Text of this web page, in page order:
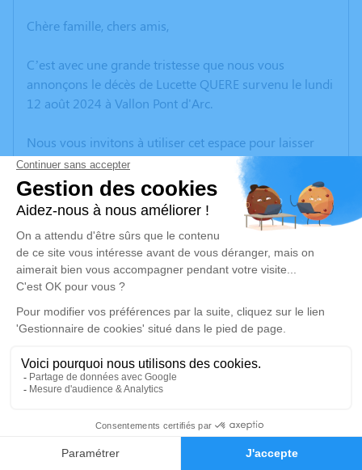
Faire-part Hommages
Chère famille, chers amis,
C’est avec une grande tristesse que nous vous
annonçons le décès de Lucette QUERE survenu le lundi
12 août 2024 à Vallon Pont d'Arc.
Nous vous invitons à utiliser cet espace pour laisser
vos condoléances, partager des photos souvenirs, une
anecdote ou exprimer vos pensées à travers des
poèmes ou des textes. Cet endroit est un lieu
d'expression dédié à honorer la mémoire de Lucette
QUERE.
Un service de plantation d’arbre hommage est
disponible ici.
Je rends hommage
Cérémonie religieuse
Cimetière de Vallon-Pont-d'Arc
07150 Vallon-Pont-d'Arc